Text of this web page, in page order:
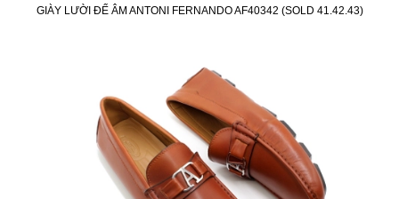
GIÀY LƯỜI ĐẾ ÂM ANTONI FERNANDO AF40342 (SOLD 41.42.43)